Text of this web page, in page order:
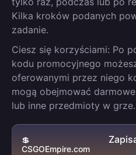
Kilka kroków podanych
zadanie.
Ciesz się korzyściami: Po
kodu promocyjnego
oferowanymi przez niego
mogą obejmować
lub inne przedmioty w grze.
💲
CSGOEmpire.com